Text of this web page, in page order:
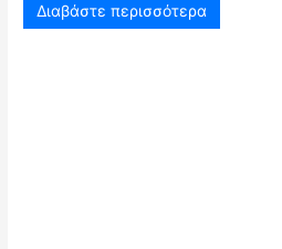
Διαβάστε περισσότερα